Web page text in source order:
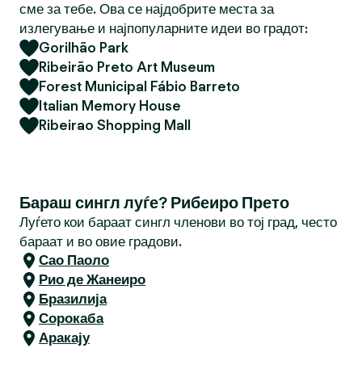
сме за тебе. Ова се најдобрите места за
излегување и најпопуларните идеи во градот:
Gorilhão Park
Ribeirão Preto Art Museum
Forest Municipal Fábio Barreto
Italian Memory House
Ribeirao Shopping Mall
Бараш сингл луѓе? Рибеиро Прето
Луѓето кои бараат сингл членови во тој град, често
бараат и во овие градови.
Сао Паоло
Рио де Жанеиро
Бразилија
Сорокаба
Аракају